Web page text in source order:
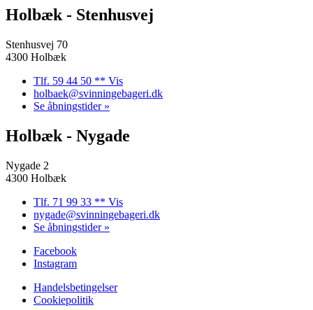
Holbæk - Stenhusvej
Stenhusvej 70
4300 Holbæk
Tlf. 59 44 50 ** Vis
holbaek@svinningebageri.dk
Se åbningstider »
Holbæk - Nygade
Nygade 2
4300 Holbæk
Tlf. 71 99 33 ** Vis
nygade@svinningebageri.dk
Se åbningstider »
Facebook
Instagram
Handelsbetingelser
Cookiepolitik